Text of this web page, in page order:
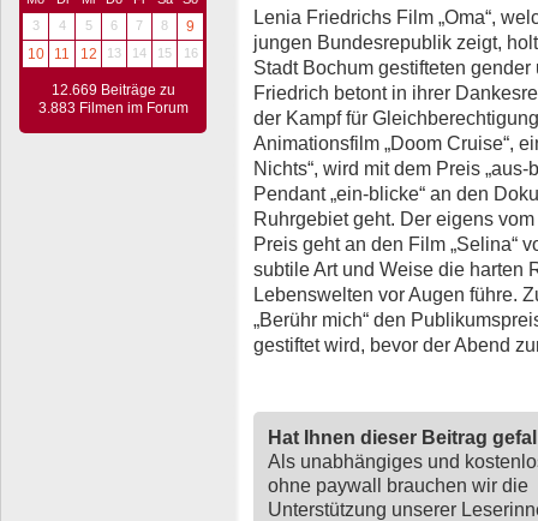
3
4 5 6 7 8
9
10
11 12 13 14 15 16
12.669 Beiträge zu
3.883 Filmen im Forum
Lenia Friedrichs Film „Oma“,
jungen Bundesrepublik zeigt,
Stadt Bochum gestifteten
Friedrich betont in ihrer
der Kampf für
Animationsfilm „Doom Cruise“,
Nichts“, wird mit dem Preis
Pendant „ein-blicke“ an den
Ruhrgebiet geht. Der eigens
Preis geht an den Film „Selina“
subtile Art und Weise die harten
Lebenswelten vor Augen führe.
„Berühr mich“ den
gestiftet wird, bevor der Abend
Hat Ihnen dieser Beitrag
Als unabhängiges und
ohne paywall brauchen wir die
Unterstützung unserer